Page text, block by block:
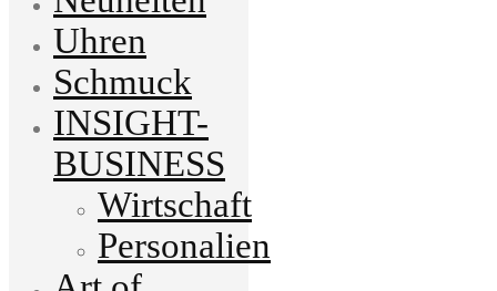
Uhren
Schmuck
INSIGHT-
BUSINESS
Wirtschaft
Personalien